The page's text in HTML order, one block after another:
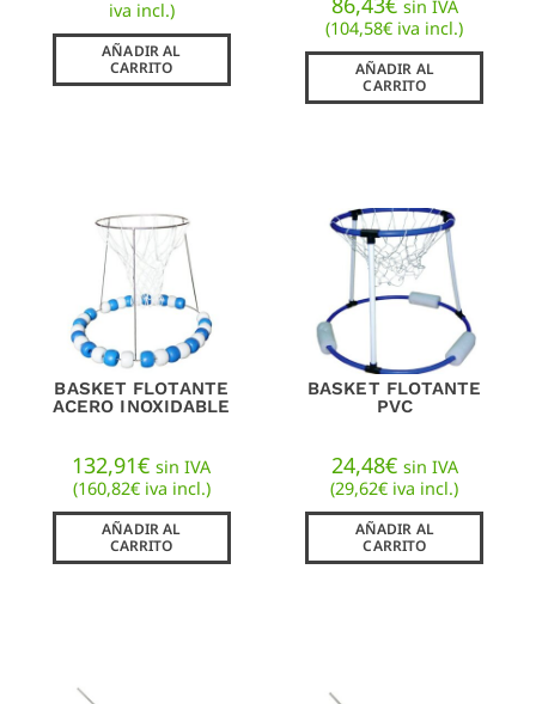
iva incl.)
AÑADIR AL
CARRITO
sin IVA
(104,58€ iva incl.)
AÑADIR AL
CARRITO
BASKET FLOTANTE
ACERO INOXIDABLE
132,91€ sin IVA
(160,82€iva incl.)
AÑADIR AL
CARRITO
BASKET FLOTANTE
PVC
24,48€ sin IVA
(29,62€ iva incl.)
AÑADIR AL
CARRITO